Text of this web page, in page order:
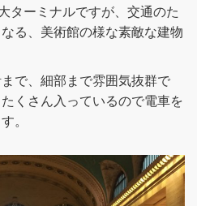
ターミナルですが、交通のた
る、美術館の様な素敵な建物
で、細部まで雰囲気抜群で
くさん入っているので電車を
。